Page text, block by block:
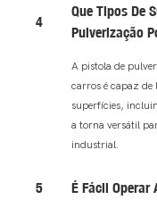
4
Que Tipos De
Pulverização
A pistola de
carros é capaz
superfícies,
a torna versátil
industrial.
5 É Fácil Operar